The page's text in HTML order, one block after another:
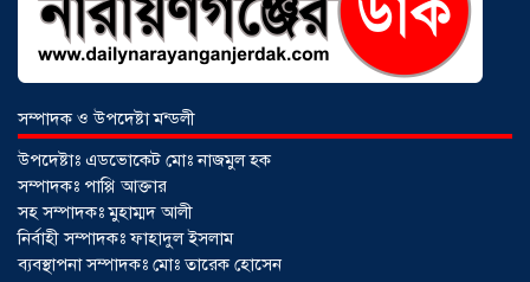
সম্পাদক ও উপদেষ্টা মন্ডলী
উপদেষ্টাঃ এডভোকেট মোঃ নাজমুল হক
সম্পাদকঃ পাপ্পি আক্তার
সহ সম্পাদকঃ মুহাম্মদ আলী
নির্বাহী সম্পাদকঃ ফাহাদুল ইসলাম
ব্যবস্থাপনা সম্পাদকঃ মোঃ তারেক হোসেন